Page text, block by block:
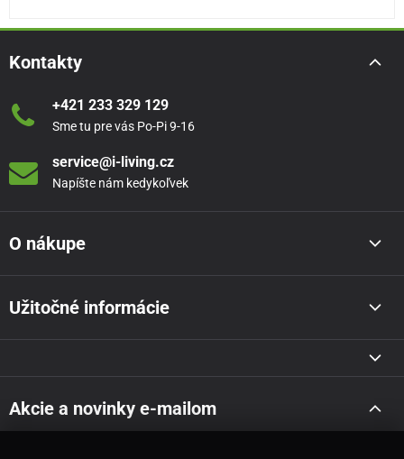
Kontakty
+421 233 329 129
Sme tu pre vás Po-Pi 9-16
service@i-living.cz
Napíšte nám kedykoľvek
O nákupe
Užitočné informácie
Akcie a novinky e-mailom